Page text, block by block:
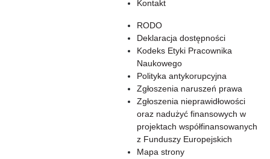
Kontakt
RODO
Deklaracja dostępności
Kodeks Etyki Pracownika
Naukowego
Polityka antykorupcyjna
Zgłoszenia naruszeń prawa
Zgłoszenia nieprawidłowości
oraz nadużyć finansowych w
projektach współfinansowanych
z Funduszy Europejskich
Mapa strony